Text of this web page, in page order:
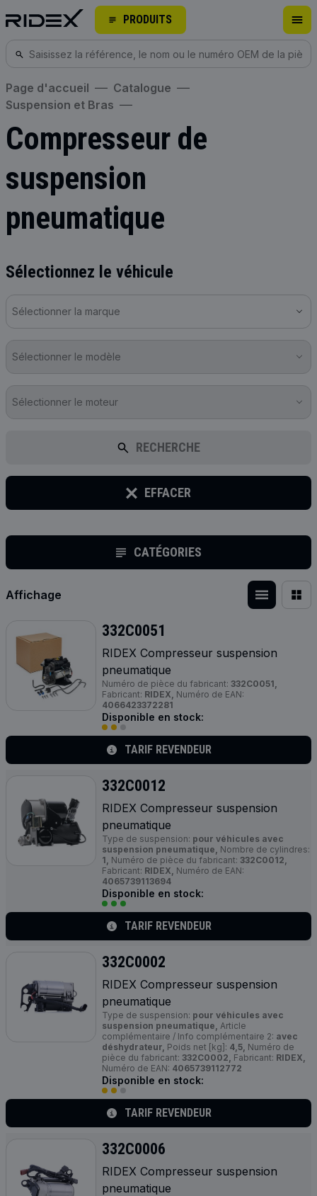
PRODUITS
Page d'accueil
Catalogue
Suspension et Bras
Compresseur de
suspension
pneumatique
Sélectionnez le véhicule
Sélectionner la marque
Sélectionner le modèle
Sélectionner le moteur
RECHERCHE
EFFACER
CATÉGORIES
Affichage
332C0051
RIDEX Compresseur suspension
pneumatique
Numéro de pièce du fabricant: 332C0051,
Fabricant: RIDEX, Numéro de EAN:
4066423372281
Disponible en stock:
TARIF REVENDEUR
332C0012
RIDEX Compresseur suspension
pneumatique
Type de suspension: pour véhicules avec
suspension pneumatique, Nombre de cylindres:
1, Numéro de pièce du fabricant: 332C0012,
Fabricant: RIDEX, Numéro de EAN:
4065739113694
Disponible en stock:
TARIF REVENDEUR
332C0002
RIDEX Compresseur suspension
pneumatique
Type de suspension: pour véhicules avec
suspension pneumatique, Article
complémentaire / Info complémentaire 2: avec
déshydrateur, Poids net [kg]: 4,5, Numéro de
pièce du fabricant: 332C0002, Fabricant: RIDEX,
Numéro de EAN: 4065739112772
Disponible en stock:
TARIF REVENDEUR
332C0006
RIDEX Compresseur suspension
pneumatique